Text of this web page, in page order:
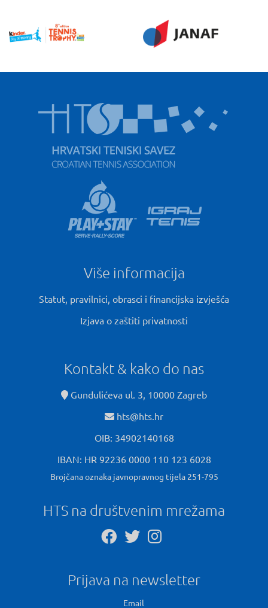
Više informacija
Statut, pravilnici, obrasci i financijska izvješća
Izjava o zaštiti privatnosti
Kontakt & kako do nas
Gundulićeva ul. 3, 10000 Zagreb
hts@hts.hr
OIB: 34902140168
IBAN: HR 92236 0000 110 123 6028
Brojčana oznaka javnopravnog tijela 251-795
HTS na društvenim mrežama
Prijava na newsletter
Email